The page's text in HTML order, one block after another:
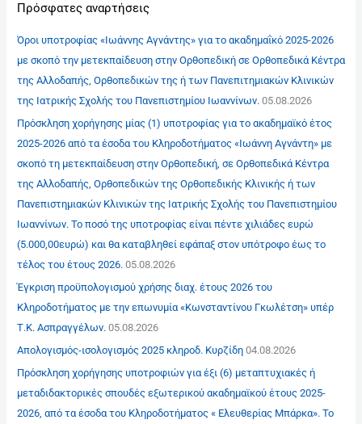
Πρόσφατες αναρτήσεις
Όροι υποτροφίας «Ιωάννης Αγνάντης» για το ακαδημαΐκό 2025-2026
με σκοπό την μετεκπαίδευση στην Ορθοπεδική σε Ορθοπεδικά Κέντρα
της Αλλοδαπής, Ορθοπεδικών της ή των Πανεπιτημιακών Κλινικών
της Ιατρικής Σχολής του Πανεπιστημίου Ιωαννίνων. 05.08.2026
Πρόσκληση χορήγησης μίας (1) υποτροφίας για το ακαδημαϊκό έτος
2025-2026 από τα έσοδα του Κληροδοτήματος «Ιωάννη Αγνάντη» με
σκοπό τη μετεκπαίδευση στην Ορθοπεδική, σε Ορθοπεδικά Κέντρα
της Αλλοδαπής, Ορθοπεδικών της Ορθοπεδικής Κλινικής ή των
Πανεπιστημιακών Κλινικών της Ιατρικής Σχολής του Πανεπιστημίου
Ιωαννίνων. Το ποσό της υποτροφίας είναι πέντε χιλιάδες ευρώ
(5.000,00ευρώ) και θα καταβληθεί εφάπαξ στον υπότροφο έως το
τέλος του έτους 2026. 05.08.2026
Έγκριση προϋπολογισμού χρήσης διαχ. έτους 2026 του
Κληροδοτήματος με την επωνυμία «Κωνσταντίνου Γκωλέτση» υπέρ
Τ.Κ. Ασπραγγέλων. 05.08.2026
Απολογισμός-ισολογισμός 2025 κληροδ. Κυρζίδη 04.08.2026
Πρόσκληση χορήγησης υποτροφιών για έξι (6) μεταπτυχιακές ή
μεταδιδακτορικές σπουδές εξωτερικού ακαδημαϊκού έτους 2025-
2026, από τα έσοδα του Κληροδοτήματος « Ελευθερίας Μπάρκα». Το